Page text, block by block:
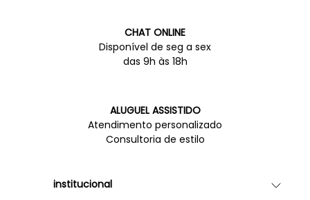
CHAT ONLINE
Disponível de seg a sex
das 9h às 18h
ALUGUEL ASSISTIDO
Atendimento personalizado
Consultoria de estilo
institucional